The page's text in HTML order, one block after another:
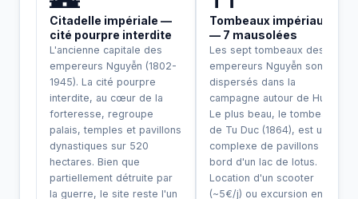
Citadelle impériale —
cité pourpre interdite
L'ancienne capitale des
empereurs Nguyễn (1802-
1945). La cité pourpre
interdite, au cœur de la
forteresse, regroupe
palais, temples et pavillons
dynastiques sur 520
hectares. Bien que
partiellement détruite par
la guerre, le site reste l'un
Tombeaux impériaux
— 7 mausolées
Les sept tombeaux des
empereurs Nguyễn sont
dispersés dans la
campagne autour de Huế.
Le plus beau, le tombeau
de Tu Duc (1864), est un
complexe de pavillons au
bord d'un lac de lotus.
Location d'un scooter
(~5€/j) ou excursion en